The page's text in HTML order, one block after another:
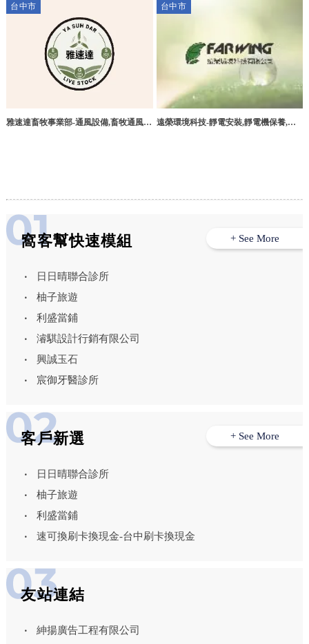
台中市
雅速達畜牧事業部-通風設備,畜牧通風設
台中市
遠榮環境科技-靜電安裝,靜電機保養,台
窩客幫快速模組
日日晴聯合診所
柚子旅遊
利盛當鋪
濬騏設計行銷有限公司
興誠玉石
宸御牙醫診所
+ See More
客戶新選
日日晴聯合診所
柚子旅遊
利盛當鋪
速可換刷卡換現金-台中刷卡換現金
+ See More
友站連結
紳揚廣告工程有限公司